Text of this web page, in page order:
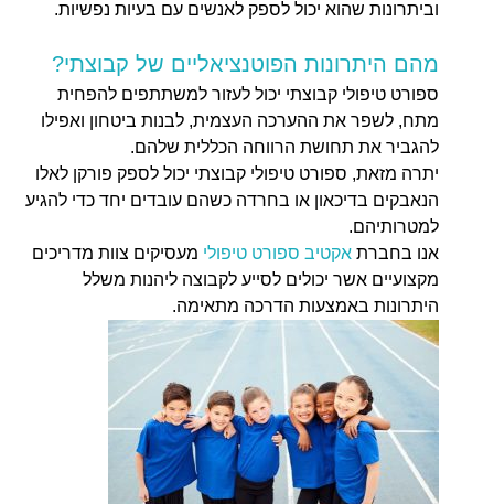
וביתרונות שהוא יכול לספק לאנשים עם בעיות נפשיות.
מהם היתרונות הפוטנציאליים של קבוצתי?
ספורט טיפולי קבוצתי יכול לעזור למשתתפים להפחית
מתח, לשפר את ההערכה העצמית, לבנות ביטחון ואפילו
להגביר את תחושת הרווחה הכללית שלהם.
יתרה מזאת, ספורט טיפולי קבוצתי יכול לספק פורקן לאלו
הנאבקים בדיכאון או בחרדה כשהם עובדים יחד כדי להגיע
למטרותיהם.
אנו בחברת אקטיב ספורט טיפולי מעסיקים צוות מדריכים
מקצועיים אשר יכולים לסייע לקבוצה ליהנות משלל
היתרונות באמצעות הדרכה מתאימה.